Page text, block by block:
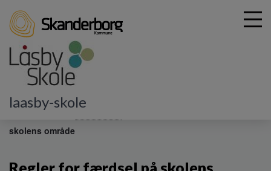
laasby-skole
Praktisk info
skolens område
Regler for færdsel på skolens